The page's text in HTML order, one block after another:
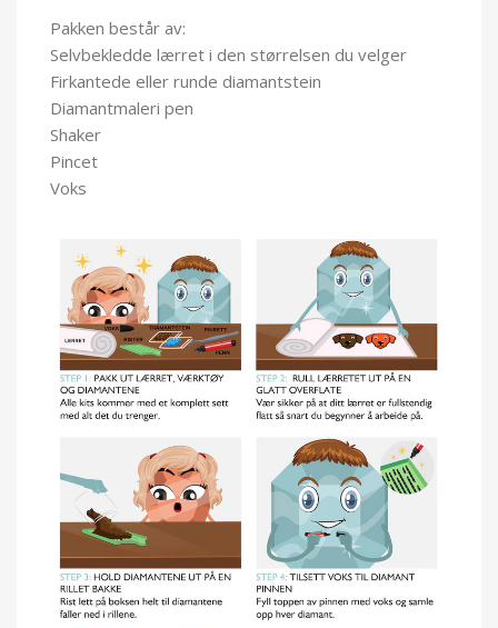
Pakken består av:
Selvbekledde lærret i den størrelsen du velger
Firkantede eller runde diamantstein
Diamantmaleri pen
Shaker
Pincet
Voks